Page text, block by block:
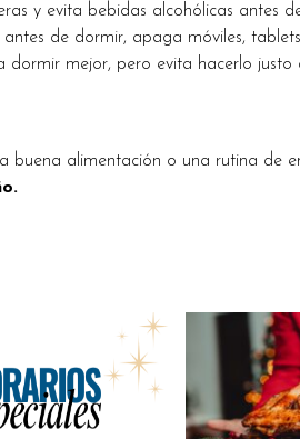
y evita bebidas alcohólicas antes
de dormir, apaga móviles,
dormir mejor, pero evita hacerlo justo
buena alimentación o una rutina de